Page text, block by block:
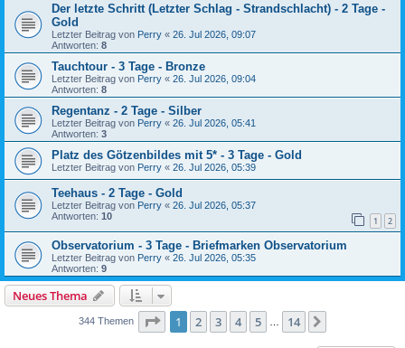
Der letzte Schritt (Letzter Schlag - Strandschlacht) - 2 Tage -
Gold
Letzter Beitrag von Perry « 26. Jul 2026, 09:07
Antworten: 8
Tauchtour - 3 Tage - Bronze
Letzter Beitrag von Perry « 26. Jul 2026, 09:04
Antworten: 8
Regentanz - 2 Tage - Silber
Letzter Beitrag von Perry « 26. Jul 2026, 05:41
Antworten: 3
Platz des Götzenbildes mit 5* - 3 Tage - Gold
Letzter Beitrag von Perry « 26. Jul 2026, 05:39
Teehaus - 2 Tage - Gold
Letzter Beitrag von Perry « 26. Jul 2026, 05:37
Antworten: 10 1 2
Observatorium - 3 Tage - Briefmarken Observatorium
Letzter Beitrag von Perry « 26. Jul 2026, 05:35
Antworten: 9
Neues Thema
344 Themen Seite 1von 14
1 2 3 4 5 … 14